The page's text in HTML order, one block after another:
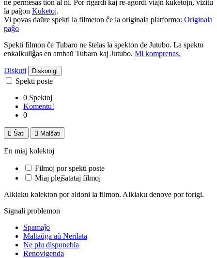
ne permesas tion al ni. Por rigardi kaj re-agordi viajn kuketojn, vizitu
la paĝon Kuketoj.
Vi povas daŭre spekti la filmeton ĉe la originala platformo: Originala
paĝo
Spekti filmon ĉe Tubaro ne ŝtelas la spekton de Jutubo. La spekto
enkalkuliĝas en ambaŭ Tubaro kaj Jutubo. Mi komprenas.
Diskuti Diskonigi
Spekti poste
0 Spektoj
Komentu!
0
 Ŝati  Malŝati
En miaj kolektoj
Filmoj por spekti poste
Miaj plejŝatataj filmoj
Alklaku kolekton por aldoni la filmon. Alklaku denove por forigi.
Signali problemon
Spamaĵo
Maltaŭga aŭ Nerilata
Ne plu disponebla
Renovigenda